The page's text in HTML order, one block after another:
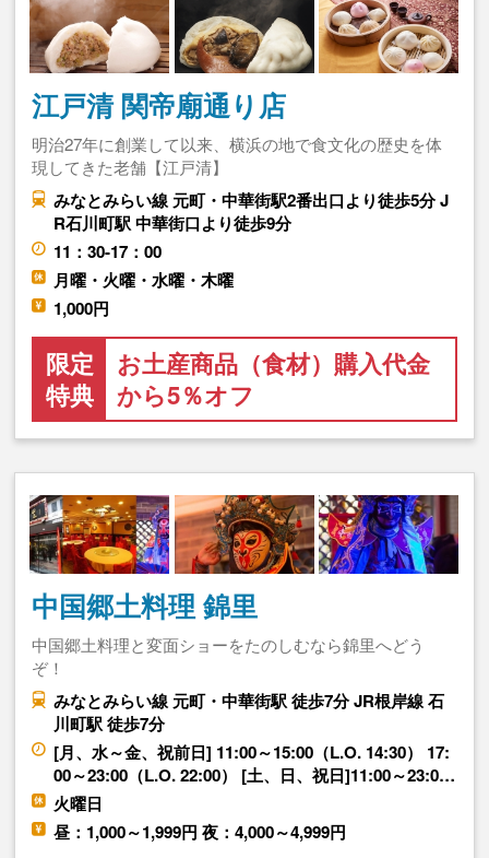
江戸清 関帝廟通り店
明治27年に創業して以来、横浜の地で食文化の歴史を体
現してきた老舗【江戸清】
みなとみらい線 元町・中華街駅2番出口より徒歩5分 J
R石川町駅 中華街口より徒歩9分
11：30-17：00
月曜・火曜・水曜・木曜
1,000円
限定
特典
お土産商品（食材）購入代金
から5％オフ
中国郷土料理 錦里
中国郷土料理と変面ショーをたのしむなら錦里へどう
ぞ！
みなとみらい線 元町・中華街駅 徒歩7分 JR根岸線 石
川町駅 徒歩7分
[月、水～金、祝前日] 11:00～15:00（L.O. 14:30） 17:
00～23:00（L.O. 22:00） [土、日、祝日]11:00～23:0…
火曜日
昼：1,000～1,999円 夜：4,000～4,999円